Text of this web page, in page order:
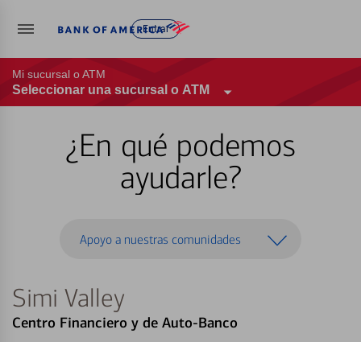
Entrar
Mi sucursal o ATM
Seleccionar una sucursal o ATM
¿En qué podemos
ayudarle?
Apoyo a nuestras comunidades
Simi Valley
Centro Financiero y de Auto-Banco